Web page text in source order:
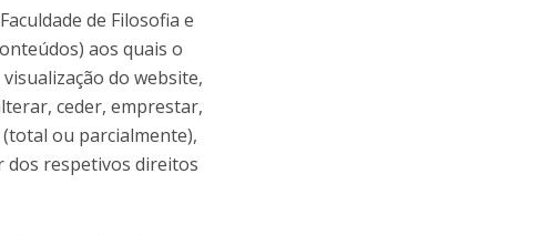
de Filosofia e
aos quais o
do website,
ceder, emprestar,
ou parcialmente),
dos respetivos direitos